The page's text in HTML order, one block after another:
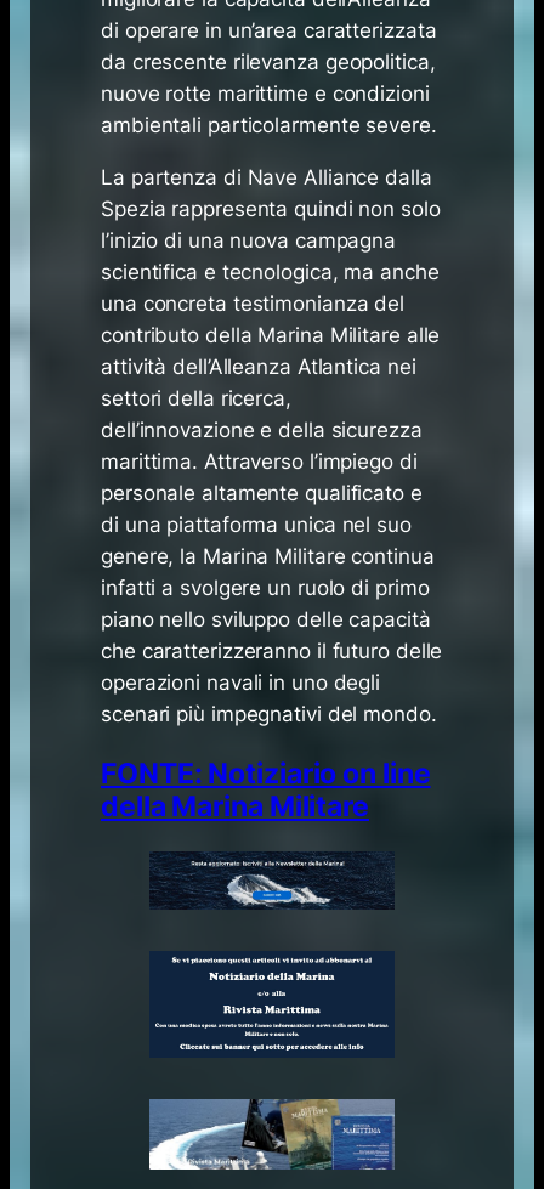
di operare in un’area caratterizzata
da crescente rilevanza geopolitica,
nuove rotte marittime e condizioni
ambientali particolarmente severe.
La partenza di Nave Alliance dalla
Spezia rappresenta quindi non solo
l’inizio di una nuova campagna
scientifica e tecnologica, ma anche
una concreta testimonianza del
contributo della Marina Militare alle
attività dell’Alleanza Atlantica nei
settori della ricerca,
dell’innovazione e della sicurezza
marittima. Attraverso l’impiego di
personale altamente qualificato e
di una piattaforma unica nel suo
genere, la Marina Militare continua
infatti a svolgere un ruolo di primo
piano nello sviluppo delle capacità
che caratterizzeranno il futuro delle
operazioni navali in uno degli
scenari più impegnativi del mondo.
FONTE: Notiziario on line
della Marina Militare